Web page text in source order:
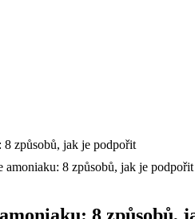
amoniaku: 8 způsobů, jak je podpořit